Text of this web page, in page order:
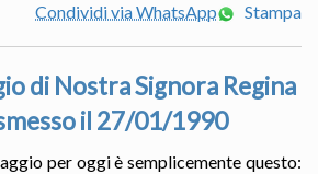
Condividi via WhatsApp
Stampa
di Nostra Signora Regina
il 27/01/1990
per oggi è semplicemente questo: